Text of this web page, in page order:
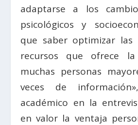
adaptarse a los
psicológicos y
que saber optimizar las
recursos que ofrece la
muchas personas
veces de
académico en la
en valor la ventaja